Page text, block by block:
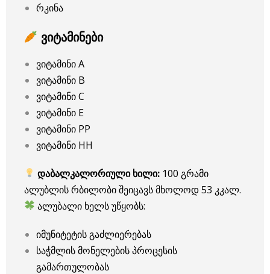
რკინა
ვიტამინები
ვიტამინი A
ვიტამინი B
ვიტამინი C
ვიტამინი E
ვიტამინი PP
ვიტამინი HH
დაბალკალორიული ხილი: 100 გრამი
ალუბლის რბილობი შეიცავს მხოლოდ 53 კკალ.
ალუბალი ხელს უწყობს:
იმუნიტეტის გაძლიერებას
საჭმლის მონელების პროცესის
გამართულობას